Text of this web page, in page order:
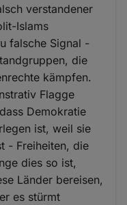
verstandener
Islams
falsche Signal -
die
kämpfen.
Flagge
Demokratie
ist, weil sie
- Freiheiten, die
dies so ist,
Länder bereisen,
es stürmt